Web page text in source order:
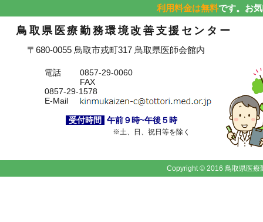
利用料金は無料です。お
鳥取県医療勤務環境改善支援センター
〒680-0055 鳥取市戎町317 鳥取県医師会館内
電話
0857-29-0060
FAX
0857-29-1578
E-Mail
受付時間 午前９時~午後５時
※土、日、祝日等を除く
Copyright © 2016 鳥取県医療